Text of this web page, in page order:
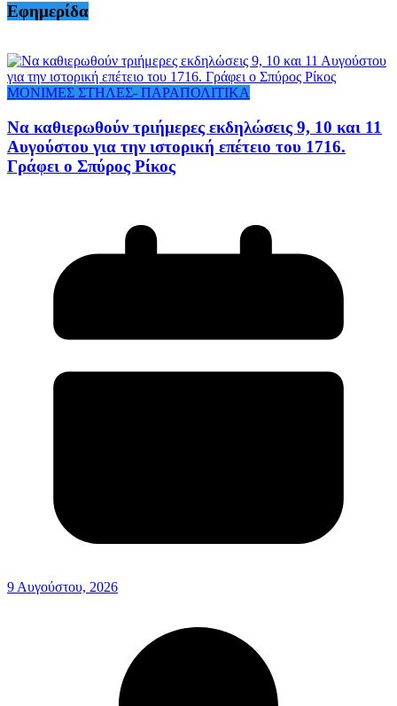
Εφημερίδα
ΜΟΝΙΜΕΣ ΣΤΗΛΕΣ- ΠΑΡΑΠΟΛΙΤΙΚΑ
Να καθιερωθούν τριήμερες εκδηλώσεις 9, 10 και 11
Αυγούστου για την ιστορική επέτειο του 1716.
Γράφει ο Σπύρος Ρίκος
9 Αυγούστου, 2026